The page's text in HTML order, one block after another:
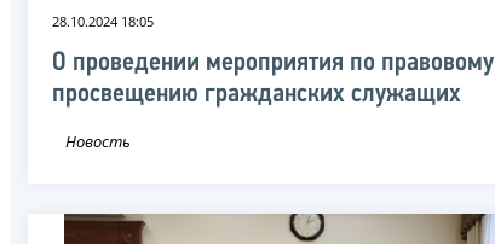
28.10.2024 18:05
О проведении мероприятия по правовому
просвещению гражданских служащих
Новость